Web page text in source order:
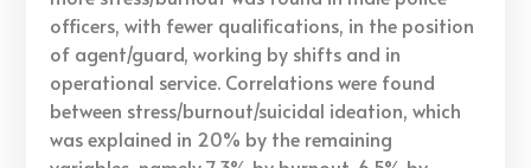
officers, with fewer qualifications, in the position
of agent/guard, working by shifts and in
operational service. Correlations were found
between stress/burnout/suicidal ideation, which
was explained in 20% by the remaining